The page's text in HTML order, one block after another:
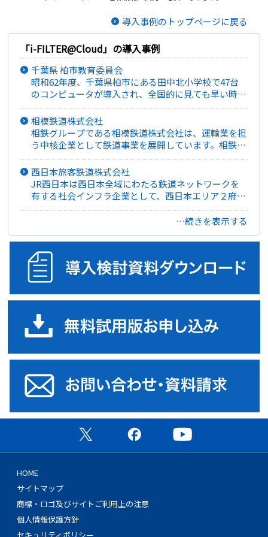
「i-FILTER@Cloud」の導入事例
導入事例のトップページに戻る
千葉県 柏市教育委員会
昭和62年度、千葉県柏市にある田中北小学校で47台
のコンピュータが導入され、全国的に見ても早い時期
から教育現場にICT機器を導入。GIGAスクール構想以
前から、教員1人1台の校務・学習兼用端末の整備や統
合型校務支援システムの導入などに取り組む。
相模鉄道株式会社
相鉄グループである相模鉄道株式会社は、運輸業を担
う中核企業として鉄道事業を展開しています。相鉄線
は2023年の相鉄・東急新横浜線全線開業により、神奈
川県から渋谷・目黒、埼玉県に至るまで、首都圏の広
域鉄道ネットワークに繋がりました。また、新横浜駅
へのアクセスが向上したことで、新幹線を利用した中
京・関西方面への旅行や出張などの利便性も上がりま
西日本旅客鉄道株式会社
JR西日本は西日本全域にわたる鉄道ネットワークを
有する社会インフラ企業として、西日本エリア２府16
県においての鉄道業のほか、行政や自治体と協調しな
がらの駅および周辺開発を行う不動産業、駅ナカを中
デジタル技術の活用したサービスの提供にも取り組ん
でいます。
…続きを表示する
公式X（旧Twitter）ページ
公式Facebookページ
HOME
サイトマップ
商標・ロゴ及びサイトご利用上の注意
個人情報保護方針